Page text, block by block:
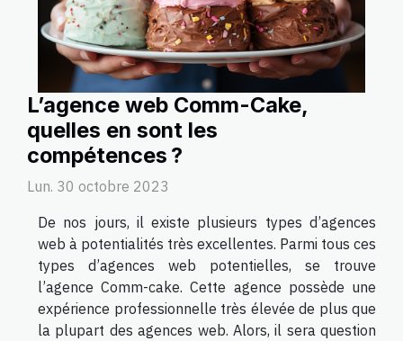
L’agence web Comm-Cake,
quelles en sont les
compétences ?
Lun. 30 octobre 2023
De nos jours, il existe plusieurs types d’agences
web à potentialités très excellentes. Parmi tous ces
types d’agences web potentielles, se trouve
l’agence Comm-cake. Cette agence possède une
expérience professionnelle très élevée de plus que
la plupart des agences web. Alors, il sera question